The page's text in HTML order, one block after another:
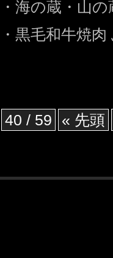
・海の蔵・山
・黒毛和牛焼
40 / 59 « 先頭